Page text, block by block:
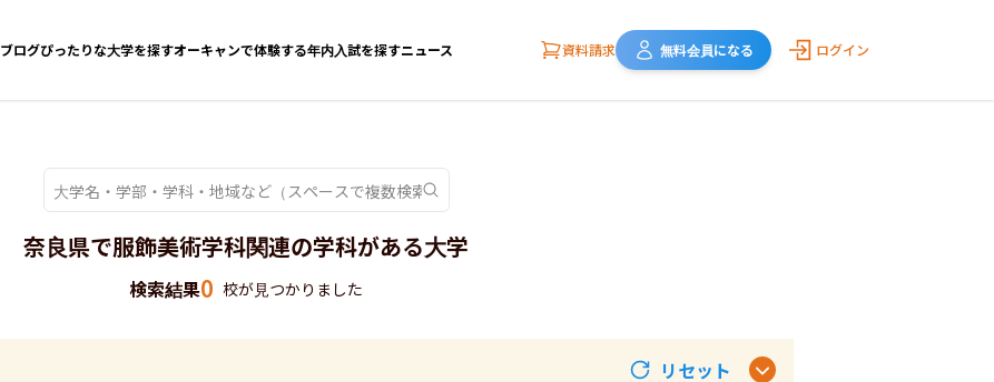
ブログぴったりな大学を探すオーキャンで体験する年内入試を探すニュース 資料請求 無料会員になる ログイン
奈良県で服飾美術学科関連の学科がある大学
検索結果0 校が見つかりました
リセット